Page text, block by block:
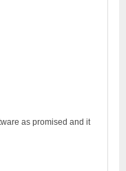
as promised and it